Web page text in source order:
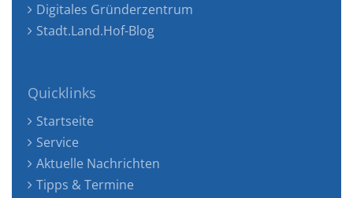
Digitales Gründerzentrum
Stadt.Land.Hof-Blog
Quicklinks
Startseite
Service
Aktuelle Nachrichten
Tipps & Termine